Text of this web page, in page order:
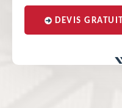
DEVIS GRATUIT